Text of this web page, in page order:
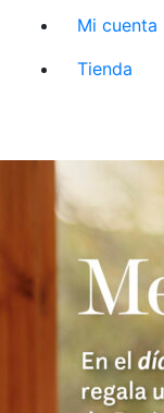
Mi cuenta
Tienda